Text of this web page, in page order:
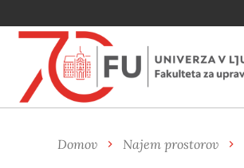
Domov Najem prostorov